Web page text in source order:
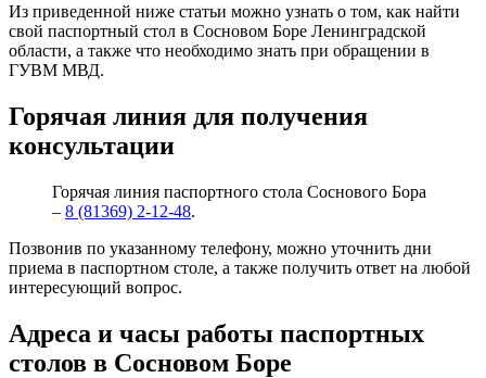
Из приведенной ниже статьи можно узнать о том, как найти
свой паспортный стол в Сосновом Боре Ленинградской
области, а также что необходимо знать при обращении в
ГУВМ МВД.
Горячая линия для получения
консультации
Горячая линия паспортного стола Соснового Бора
– 8 (81369) 2-12-48.
Позвонив по указанному телефону, можно уточнить дни
приема в паспортном столе, а также получить ответ на любой
интересующий вопрос.
Адреса и часы работы паспортных
столов в Сосновом Боре